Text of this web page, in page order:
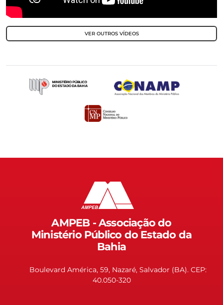
VER OUTROS VÍDEOS
AMPEB - Associação do
Ministério Público do Estado da
Bahia
Boulevard América, 59, Nazaré, Salvador (BA). CEP:
40.050-320